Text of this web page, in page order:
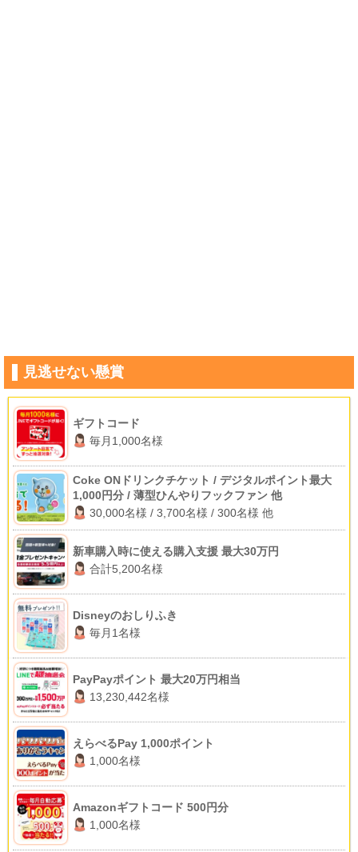
見逃せない懸賞
ギフトコード
毎月1,000名様
Coke ONドリンクチケット / デジタルポイント最大
1,000円分 / 薄型ひんやりフックファン 他
30,000名様 / 3,700名様 / 300名様 他
新車購入時に使える購入支援 最大30万円
合計5,200名様
Disneyのおしりふき
毎月1名様
PayPayポイント 最大20万円相当
13,230,442名様
えらべるPay 1,000ポイント
1,000名様
Amazonギフトコード 500円分
1,000名様